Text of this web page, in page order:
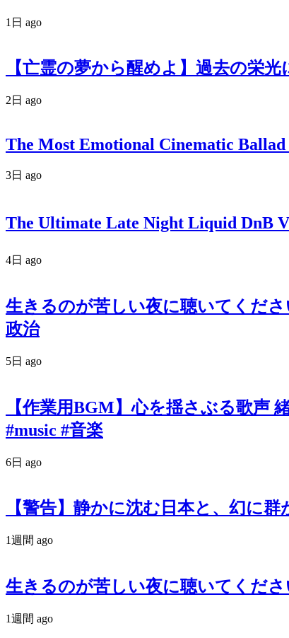
1日 ago
【亡霊の夢から醒めよ】過去の栄
2日 ago
The Most Emotional Cinematic
3日 ago
The Ultimate Late Night Liquid DnB
4日 ago
生きるのが苦しい夜に聴いてくだ
政治
5日 ago
【作業用BGM】心を揺さぶる歌声
#music #音楽
6日 ago
【警告】静かに沈む日本と、幻に
1週間 ago
生きるのが苦しい夜に聴いてくだ
1週間 ago